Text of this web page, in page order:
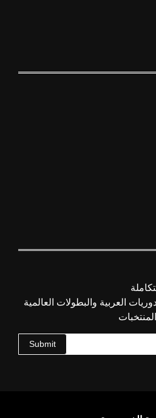
العربية والبطولات العالمية
Submit